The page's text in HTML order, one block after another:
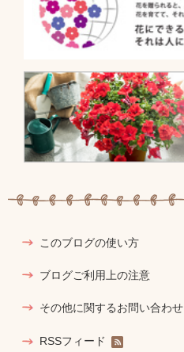
このブログの使い方
ブログご利用上の注意
その他に関するお問い合わせ
RSSフィード